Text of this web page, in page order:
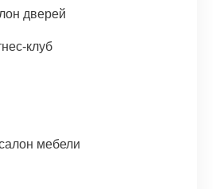
дверей
клуб
мебели